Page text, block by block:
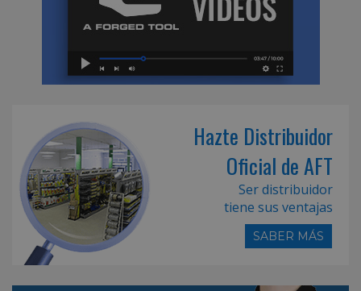
Hazte Distribuidor
Oficial de AFT
Ser distribuidor
tiene sus ventajas
SABER MÁS